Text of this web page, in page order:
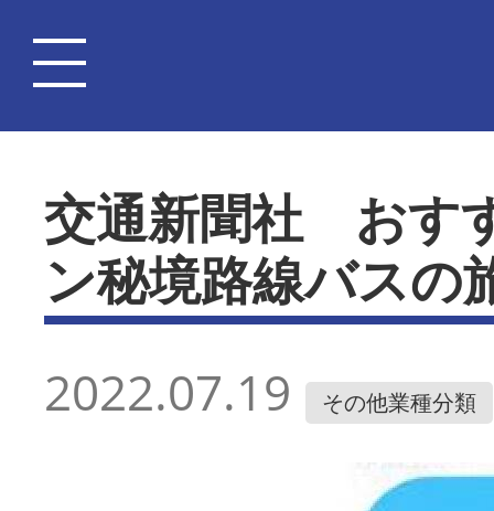
交通新聞社 おす
ン秘境路線バスの
2022.07.19 その他業種分類